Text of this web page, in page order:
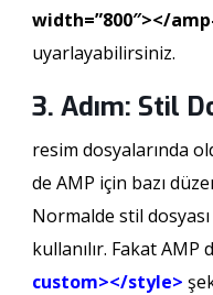
width=”800″></
uyarlayabilirsiniz.
3. Adım: Stil
resim dosyalarında
de AMP için bazı
Normalde stil
kullanılır. Fakat AMP
custom></style>